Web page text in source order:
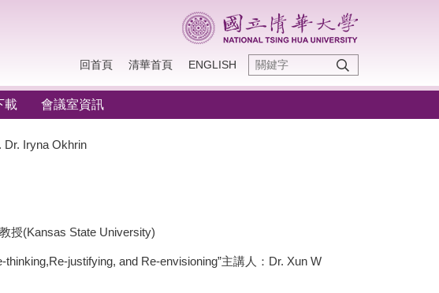
回首頁 清華首頁 ENGLISH
載 會議室資訊
Dr. Iryna Okhrin
授(Kansas State University)
justifying, and Re-envisioning”主講人：Dr. Xun W